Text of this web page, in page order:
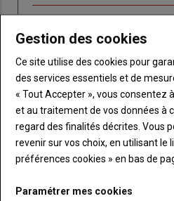
de votre
Lien
"Créer
un
nouveau
compte"
Créer un
Lien
"Réinitialiser
votre
mot
de
passe"
Réinitialiser votre
Lien
"Je
me
connecte"
Je me
Sous-
Vous n'êtes pas
Gestion des cookies
Ce site utilise des cookies pour
des services essentiels et de
« Tout Accepter », vous consentez
et au traitement de vos données à
regard des finalités décrites. Vous
revenir sur vos choix, en utilisant le
préférences cookies » en bas de
Paramétrer mes cookies